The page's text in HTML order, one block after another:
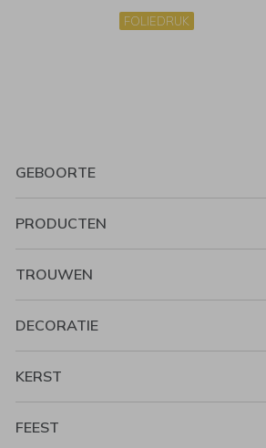
FOLIEDRUK
GEBOORTE
PRODUCTEN
TROUWEN
DECORATIE
KERST
FEEST